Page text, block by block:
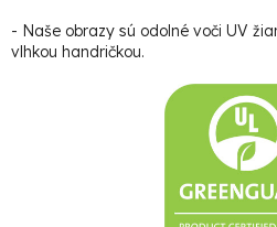
- Naše obrazy sú odolné voči UV
vlhkou handričkou.